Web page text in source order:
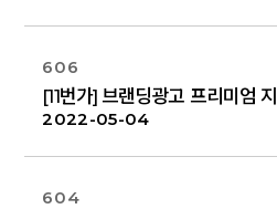
606
2022-05-04
604